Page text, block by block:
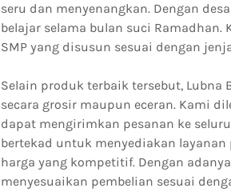
seru dan menyenangkan. Dengan
belajar selama bulan suci
SMP yang disusun sesuai dengan
Selain produk terbaik tersebut, Lubna
secara grosir maupun eceran. Kami
dapat mengirimkan pesanan ke
bertekad untuk menyediakan
harga yang kompetitif. Dengan
menyesuaikan pembelian sesuai